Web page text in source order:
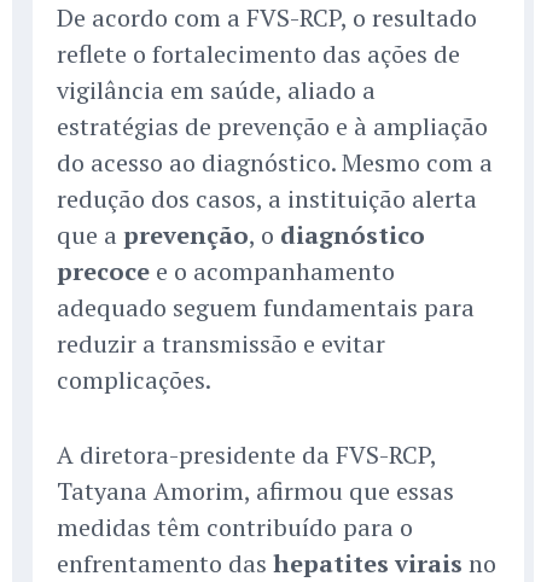
De acordo com a FVS-RCP, o resultado
reflete o fortalecimento das ações de
vigilância em saúde, aliado a
estratégias de prevenção e à ampliação
do acesso ao diagnóstico. Mesmo com a
redução dos casos, a instituição alerta
que a prevenção, o diagnóstico
precoce e o acompanhamento
adequado seguem fundamentais para
reduzir a transmissão e evitar
complicações.
A diretora-presidente da FVS-RCP,
Tatyana Amorim, afirmou que essas
medidas têm contribuído para o
enfrentamento das hepatites virais no